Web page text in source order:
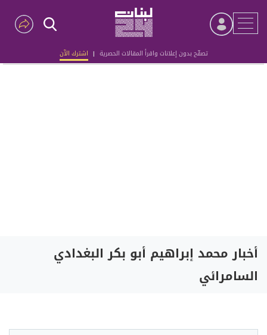
تصفّح بدون إعلانات واقرأ المقالات الحصرية | اشترك الآن
Advertisement
أخبار محمد إبراهيم أبو بكر البغدادي
السامرائي